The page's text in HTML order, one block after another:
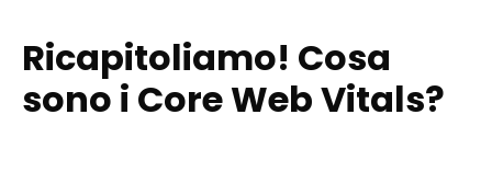
Ricapitoliamo! Cosa
sono i Core Web Vitals?